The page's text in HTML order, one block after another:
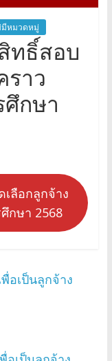
มีหมวดหมู่
ทธิ์สอบ
ราว
กษา
ลือกลูกจ้าง
กษา 2568
อเป็นลูกจ้าง